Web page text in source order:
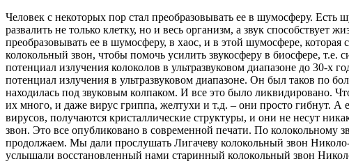
Человек с некоторых пор стал преобразовывать ее в шумосферу.
развалить не только клетку, но и весь организм, а звук способствует
преобразовывать ее в шумосферу, в хаос, и в этой шумосфере,
колокольный звон, чтобы помочь усилить звукосферу в биосфере,
потенциал излучения колоколов в ультразвуковом диапазоне до 30-
потенциал излучения в ультразвуковом диапазоне. Он был таков по
находилась под звуковым колпаком. И все это было ликвидировано.
их много, и даже вирус гриппа, желтухи и т.д. – они просто гибнут. А
вирусов, получаются кристаллические структуры, и они не несут
звон. Это все опубликовано в современной печати. По
продолжаем. Мы дали прослушать Лигачеву колокольный звон
услышали восстановленный нами старинный колокольный звон